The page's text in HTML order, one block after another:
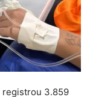
registrou 3.859